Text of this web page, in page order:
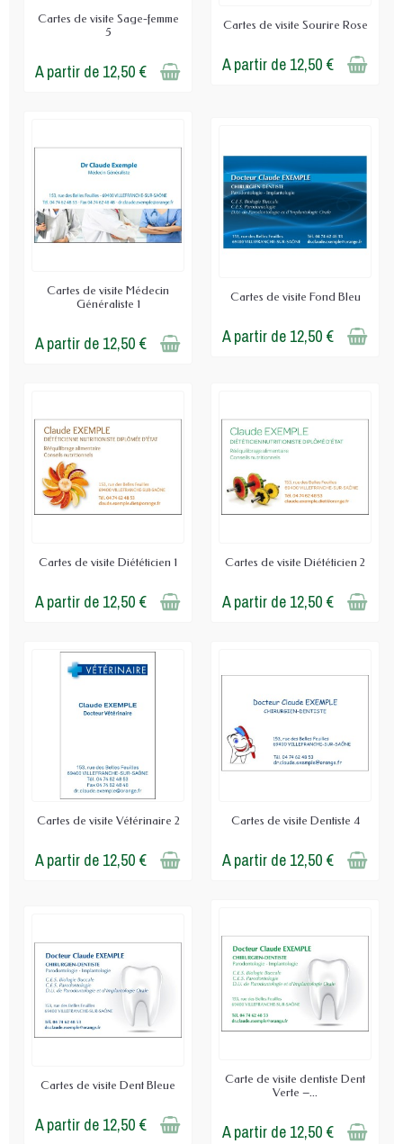
Cartes de visite Sage-femme
5
A partir de 12,50 €
Cartes de visite Sourire Rose
A partir de 12,50 €
Cartes de visite Médecin
Généraliste 1
A partir de 12,50 €
Cartes de visite Fond Bleu
A partir de 12,50 €
Cartes de visite Diététicien 1
A partir de 12,50 €
Cartes de visite Diététicien 2
A partir de 12,50 €
Cartes de visite Vétérinaire 2
A partir de 12,50 €
Cartes de visite Dentiste 4
A partir de 12,50 €
Cartes de visite Dent Bleue
A partir de 12,50 €
Carte de visite dentiste Dent
Verte –...
A partir de 12,50 €